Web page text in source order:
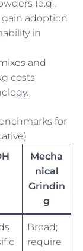
(e.g.,
gain adoption
in
and
costs
for
Mecha
nical
Grindin
g
Broad;
require